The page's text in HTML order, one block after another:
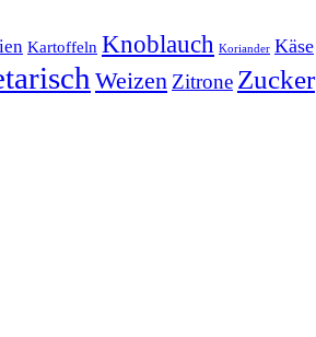
Kartoffeln Knoblauch Koriander Käse
Weizen Zitrone Zucker